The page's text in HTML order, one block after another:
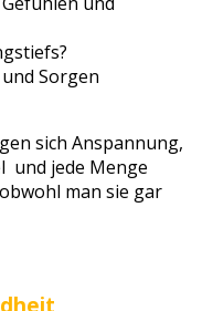
Sorgen
sich Anspannung,
und jede Menge
man sie gar